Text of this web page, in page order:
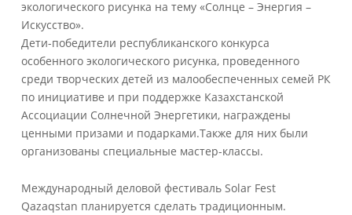
экологического рисунка на тему «Солнце – Энергия –
Искусство».
Дети-победители республиканского конкурса
особенного экологического рисунка, проведенного
среди творческих детей из малообеспеченных семей РК
по инициативе и при поддержке Казахстанской
Ассоциации Солнечной Энергетики, награждены
ценными призами и подарками.Также для них были
организованы специальные мастер-классы.
Международный деловой фестиваль Solar Fest
Qazaqstan планируется сделать традиционным.